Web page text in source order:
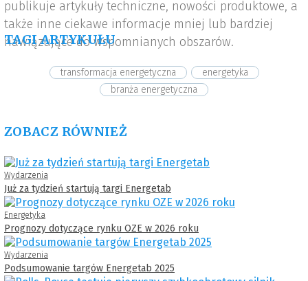
publikuje artykuły techniczne, nowości produktowe, a
także inne ciekawe informacje mniej lub bardziej
nawiązujące do wspomnianych obszarów.
TAGI ARTYKUŁU
transformacja energetyczna
energetyka
branża energetyczna
ZOBACZ RÓWNIEŻ
Wydarzenia
Już za tydzień startują targi Energetab
Energetyka
Prognozy dotyczące rynku OZE w 2026 roku
Wydarzenia
Podsumowanie targów Energetab 2025